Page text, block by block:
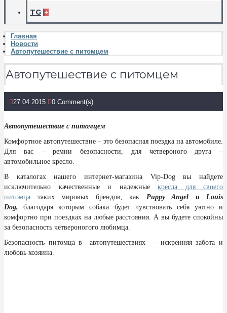
TG +
Главная
Новости
Автопутешествие с питомцем
Автопутешествие с питомцем
27.04.2015 0 Comment(s)
Автопутешествие с питомцем
Комфортное автопутешествие – это безопасная поездка на автомобиле.
Для вас – ремни безопасности, для четвероного друга –
автомобильное кресло.
В каталогах нашего интернет-магазина Vip-Dog вы найдете
исключительно качественные и надежные кресла для своего
питомца таких мировых брендов, как Puppy Angel и Louis
Dog, благодаря которым собака будет чувствовать себя уютно и
комфортно при поездках на любые расстояния. А вы будете спокойны
за безопасность четвероногого любимца.
Безопасность питомца в автопутешествиях – искренняя забота и
любовь хозяина.